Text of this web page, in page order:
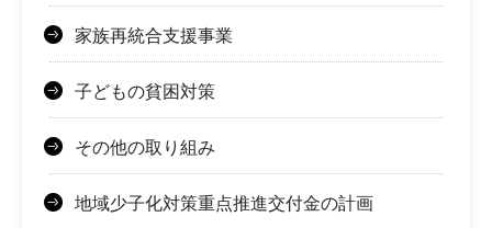
家族再統合支援事業
子どもの貧困対策
その他の取り組み
地域少子化対策重点推進交付金の計画